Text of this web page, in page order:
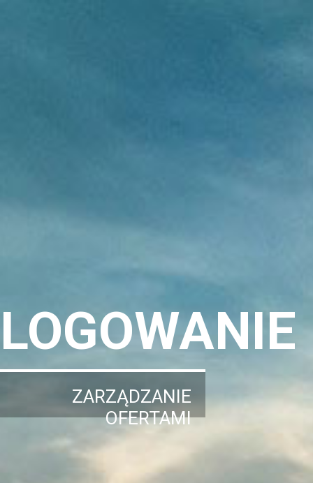
LOGOWANIE
ZARZĄDZANIE
OFERTAMI